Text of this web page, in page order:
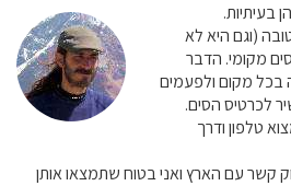
בעיתיות.
(וגם היא לא
סים מקומי. הדבר
בכל מקום ולפעמים
לכרטיס הסים.
טלפון ודרך
קשר עם הארץ ואני בטוח שתמצאו אותן